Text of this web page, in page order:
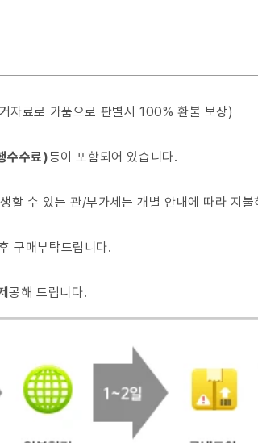
자료로 가품으로 판별시 100% 환불 보장)
수수료)등이 포함되어 있습니다.
할 수 있는 관/부가세는 개별 안내에 따라 지불
구매부탁드립니다.
공해 드립니다.